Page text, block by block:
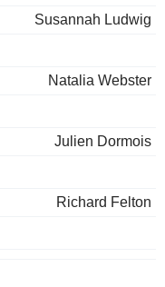
Susannah Ludwig
Natalia Webster
Julien Dormois
Richard Felton